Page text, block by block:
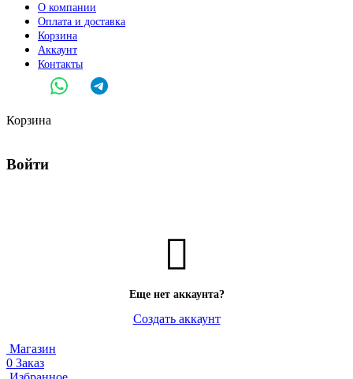
О компании
Оплата и доставка
Корзина
Аккаунт
Контакты
Корзина
Войти
Еще нет аккаунта?
Создать аккаунт
Магазин
0 Заказ